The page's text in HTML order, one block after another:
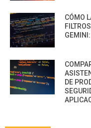
CÓMO
DE